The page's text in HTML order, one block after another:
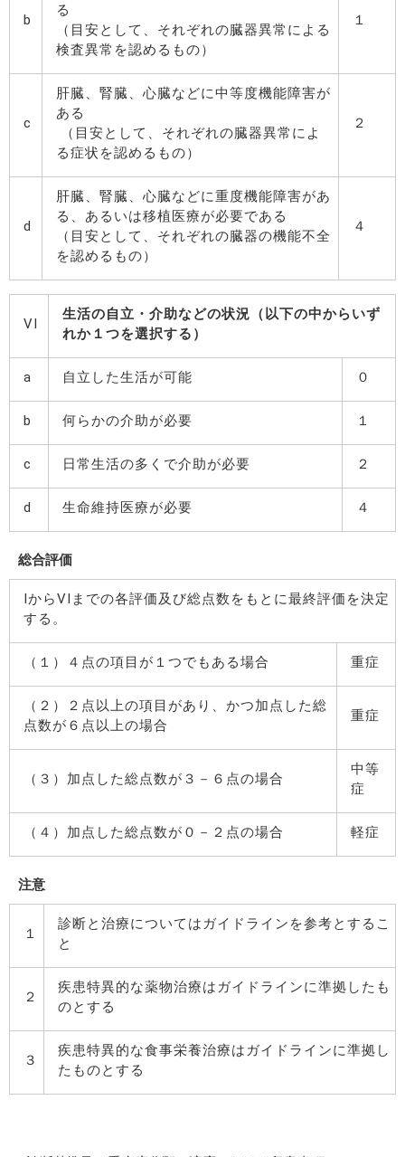
b
る
（目安として、それぞれの臓器異常による
検査異常を認めるもの）
１
c
肝臓、腎臓、心臓などに中等度機能障害が
ある
（目安として、それぞれの臓器異常によ
る症状を認めるもの）
２
d
肝臓、腎臓、心臓などに重度機能障害があ
る、あるいは移植医療が必要である
（目安として、それぞれの臓器の機能不全
を認めるもの）
４
VI
生活の自立・介助などの状況（以下の中からいず
れか１つを選択する）
a 自立した生活が可能 ０
b 何らかの介助が必要 １
c 日常生活の多くで介助が必要 ２
d 生命維持医療が必要 ４
総合評価
IからVIまでの各評価及び総点数をもとに最終評価を決定
する。
（１）４点の項目が１つでもある場合 重症
（２）２点以上の項目があり、かつ加点した総
点数が６点以上の場合
重症
（３）加点した総点数が３－６点の場合
中等
症
（４）加点した総点数が０－２点の場合 軽症
注意
１
診断と治療についてはガイドラインを参考とするこ
と
２
疾患特異的な薬物治療はガイドラインに準拠したも
のとする
３
疾患特異的な食事栄養治療はガイドラインに準拠し
たものとする